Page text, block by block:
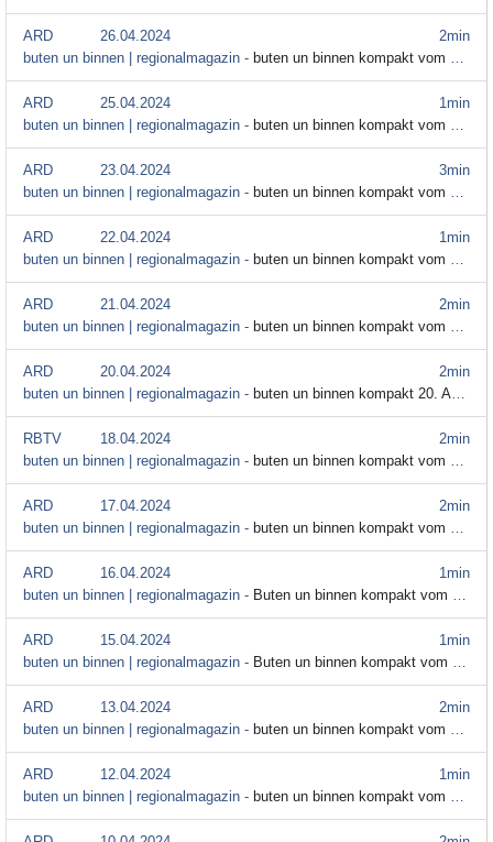
2min
ARD
26.04.2024
buten un binnen | regionalmagazin - buten un binnen kompakt vom 26. April
1min
ARD
25.04.2024
buten un binnen | regionalmagazin - buten un binnen kompakt vom 25. April
3min
ARD
23.04.2024
buten un binnen | regionalmagazin - buten un binnen kompakt vom 23. April
1min
ARD
22.04.2024
buten un binnen | regionalmagazin - buten un binnen kompakt vom 22. April
2min
ARD
21.04.2024
buten un binnen | regionalmagazin - buten un binnen kompakt vom 21. April
2min
ARD
20.04.2024
buten un binnen | regionalmagazin - buten un binnen kompakt 20. April 2024
2min
RBTV
18.04.2024
buten un binnen | regionalmagazin - buten un binnen kompakt vom 18. April
2min
ARD
17.04.2024
buten un binnen | regionalmagazin - buten un binnen kompakt vom 17. April
1min
ARD
16.04.2024
buten un binnen | regionalmagazin - Buten un binnen kompakt vom 16. April
1min
ARD
15.04.2024
buten un binnen | regionalmagazin - Buten un binnen kompakt vom 15. April
2min
ARD
13.04.2024
buten un binnen | regionalmagazin - buten un binnen kompakt vom 13. April
1min
ARD
12.04.2024
buten un binnen | regionalmagazin - buten un binnen kompakt vom 12. April